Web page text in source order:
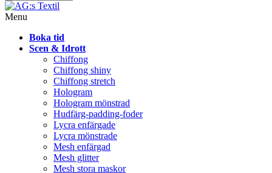
Menu
Boka tid
Scen & Idrott
Chiffong
Chiffong shiny
Chiffong stretch
Hologram
Hologram mönstrad
Hudfärg-padding-foder
Lycra enfärgade
Lycra mönstrade
Mesh enfärgad
Mesh glitter
Mesh stora maskor